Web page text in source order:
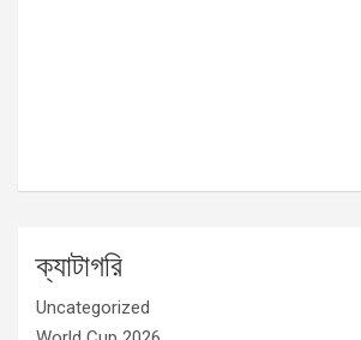
ক্যাটাগরি
Uncategorized